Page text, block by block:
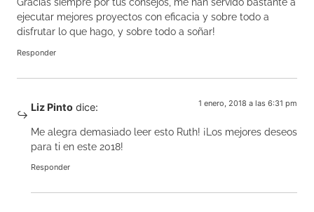
ejecutar mejores proyectos con eficacia y sobre todo a
disfrutar lo que hago, y sobre todo a soñar!
Responder
Liz Pinto dice: 1 enero, 2018 a las 6:31 pm
Me alegra demasiado leer esto Ruth! ¡Los mejores deseos
para ti en este 2018!
Responder